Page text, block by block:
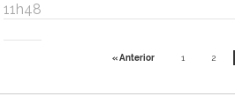
11h48
« Anterior 1 2